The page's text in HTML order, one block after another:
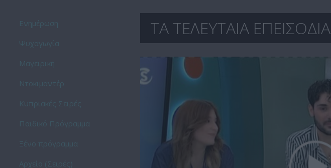
ΤΑ ΤΕΛΕΥΤΑΙΑ ΕΠΕΙΣΟΔΙΑ